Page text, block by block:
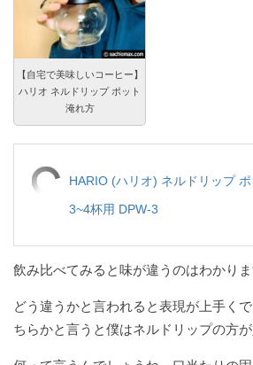
【自宅で美味しいコーヒー】
ハリオ ネルドリップ ポット
淹れ方
HARIO (ハリオ) ネルドリップ
3~4杯用 DPW-3
飲み比べてみると味が違うのはわかりま
どう違うかと言われると表現が上手く
ちらかと言うと僕はネルドリップの方が